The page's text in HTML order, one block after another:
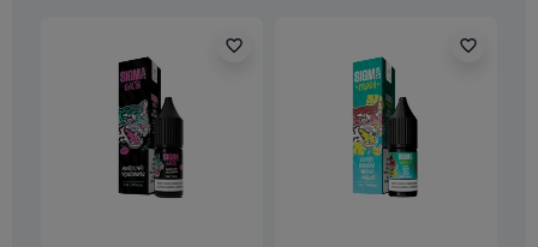
favorite_border favorite_border